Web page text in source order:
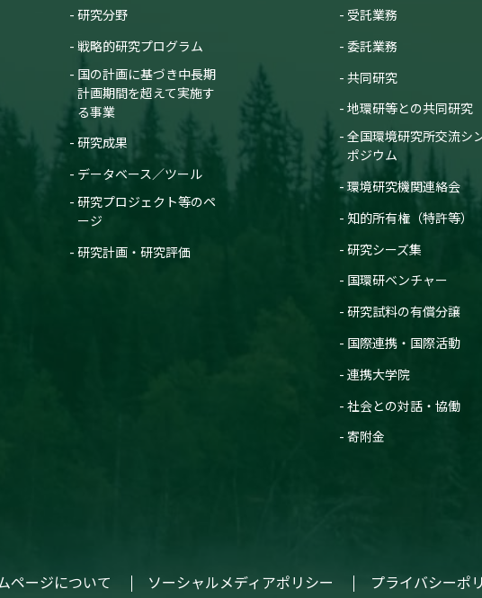
研究分野
戦略的研究プログラム
国の計画に基づき中長期
計画期間を超えて実施す
る事業
研究成果
データベース／ツール
研究プロジェクト等のペ
ージ
研究計画・研究評価
受託業務
委託業務
共同研究
地環研等との共同研究
全国環境研究所交流シ
ポジウム
環境研究機関連絡会
知的所有権（特許等）
研究シーズ集
国環研ベンチャー
研究試料の有償分譲
国際連携・国際活動
連携大学院
社会との対話・協働
寄附金
ページについて ソーシャルメディアポリシー プライバシーポ